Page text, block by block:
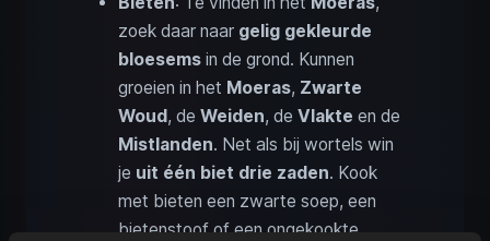
zoek daar naar gelig gekleurde
bloesems in de grond. Kunnen
groeien in het Moeras, Zwarte
Woud, de Weiden, de Vlakte en de
Mistlanden. Net als bij wortels win
je uit één biet drie zaden. Kook
met bieten een zwarte soep, een
bietenstoof of een ongekookte